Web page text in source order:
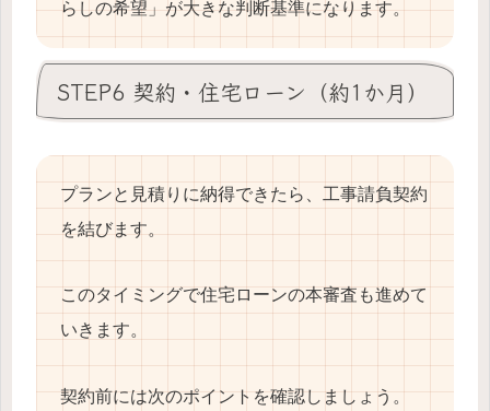
らしの希望」が大きな判断基準になります。
STEP6 契約・住宅ローン（約1か月）
プランと見積りに納得できたら、工事請負契約
を結びます。
このタイミングで住宅ローンの本審査も進めて
いきます。
契約前には次のポイントを確認しましょう。